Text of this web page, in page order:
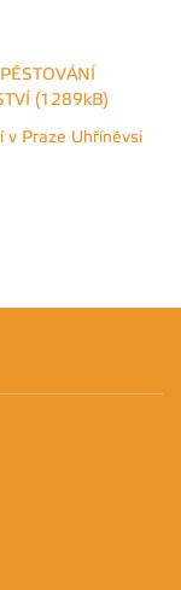
(1289kB)
v Praze Uhříněvsi